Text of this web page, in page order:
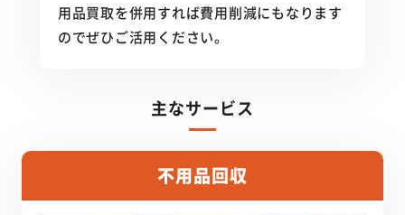
用品買取を併用すれば費用削減にもなります
のでぜひご活用ください。
主なサービス
不用品回収